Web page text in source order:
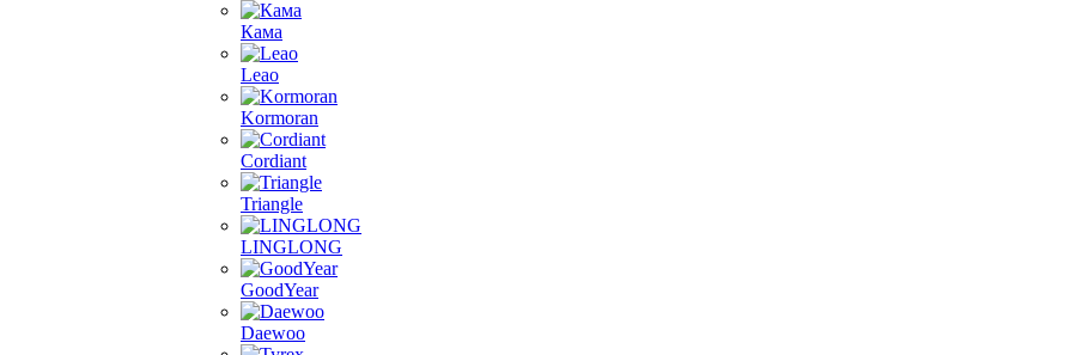
Кама
Leao
Kormoran
Cordiant
Triangle
LINGLONG
GoodYear
Daewoo